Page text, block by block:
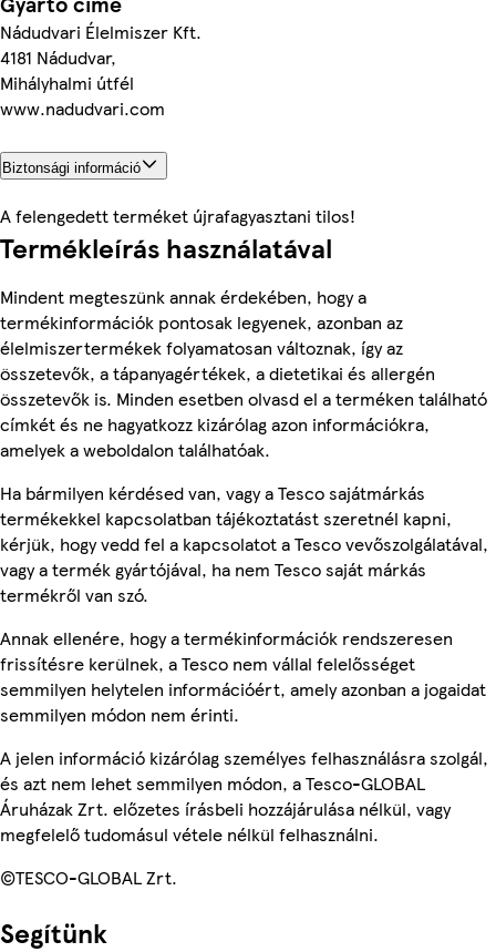
Nádudvari Élelmiszer Kft.
4181 Nádudvar,
Mihályhalmi útfél
www.nadudvari.com
Biztonsági információ
A felengedett terméket újrafagyasztani tilos!
Termékleírás használatával
Mindent megteszünk annak érdekében, hogy a
termékinformációk pontosak legyenek, azonban az
élelmiszertermékek folyamatosan változnak, így az
összetevők, a tápanyagértékek, a dietetikai és allergén
összetevők is. Minden esetben olvasd el a terméken található
címkét és ne hagyatkozz kizárólag azon információkra,
amelyek a weboldalon találhatóak.
Ha bármilyen kérdésed van, vagy a Tesco sajátmárkás
termékekkel kapcsolatban tájékoztatást szeretnél kapni,
kérjük, hogy vedd fel a kapcsolatot a Tesco vevőszolgálatával,
vagy a termék gyártójával, ha nem Tesco saját márkás
termékről van szó.
Annak ellenére, hogy a termékinformációk rendszeresen
frissítésre kerülnek, a Tesco nem vállal felelősséget
semmilyen helytelen információért, amely azonban a jogaidat
semmilyen módon nem érinti.
A jelen információ kizárólag személyes felhasználásra szolgál,
és azt nem lehet semmilyen módon, a Tesco-GLOBAL
Áruházak Zrt. előzetes írásbeli hozzájárulása nélkül, vagy
megfelelő tudomásul vétele nélkül felhasználni.
©TESCO-GLOBAL Zrt.
Segítünk